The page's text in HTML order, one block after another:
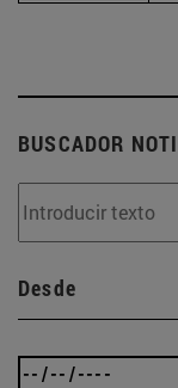
BUSCADOR
Desde